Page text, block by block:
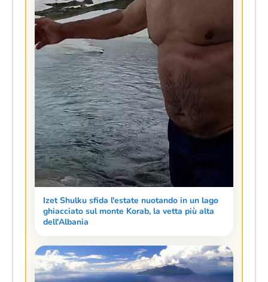
Izet Shulku sfida l'estate nuotando in un lago
ghiacciato sul monte Korab, la vetta più alta
dell'Albania